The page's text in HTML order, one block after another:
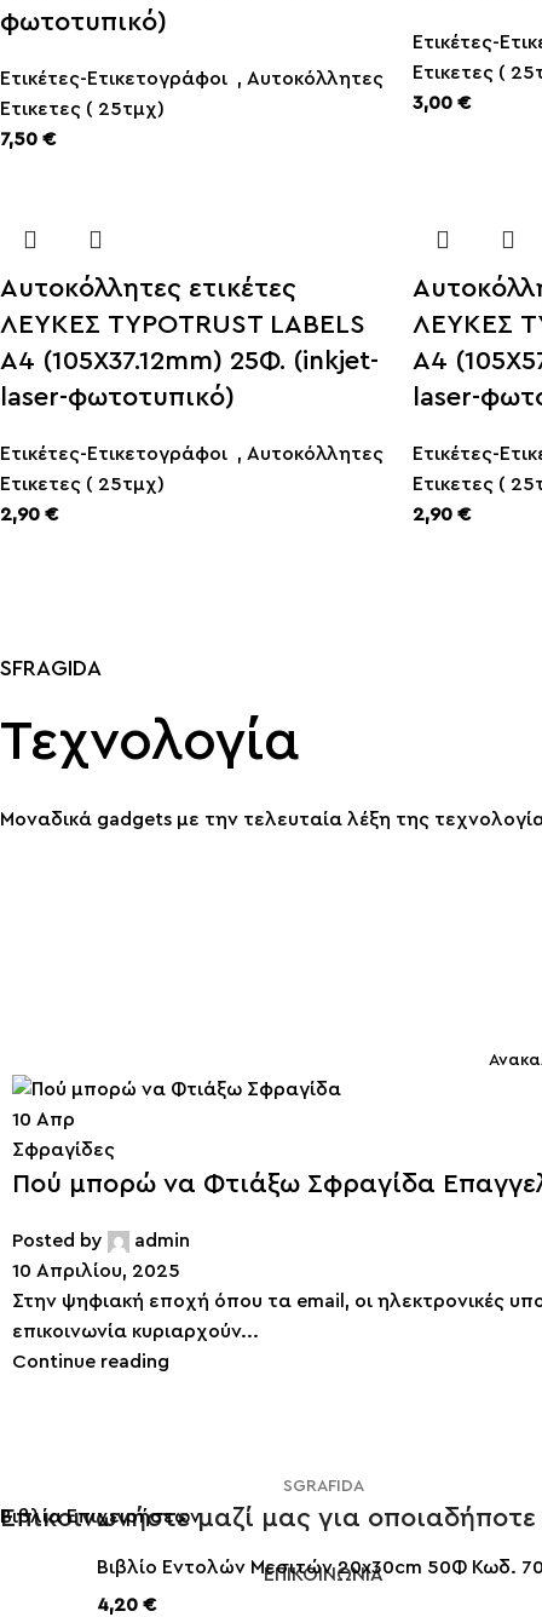
φωτοτυπικό)
Ετικέτες-Ετικετογράφοι , Αυτοκόλλητες
Ετικετες ( 25τμχ)
7,50 €
Ετικέτες-
Ετικετες (
3,00 €
Αυτοκόλλητες ετικέτες
ΛΕΥΚΕΣ TYPOTRUST LABELS
Α4 (105X37.12mm) 25Φ. (inkjet-
laser-φωτοτυπικό)
Ετικέτες-Ετικετογράφοι , Αυτοκόλλητες
Ετικετες ( 25τμχ)
2,90 €
ΛΕΥΚΕΣ
Α4
laser-
Ετικέτες-
Ετικετες (
2,90 €
ΠΑΓΟΥΡΙΑ
ΠΕΡΙΣΣΟΤΕΡΑ
SFRAGIDA
Τεχνολογία
Μοναδικά gadgets με την τελευταία λέξη της
10 Απρ
Σφραγίδες
Πού μπορώ να Φτιάξω Σφραγίδα
Posted by
admin
10 Απριλίου, 2025
Στην ψηφιακή εποχή όπου τα email, οι ηλεκτρονικές
επικοινωνία κυριαρχούν...
Continue reading
SGRAFIDA
Επικοινωνήστε μαζί μας για
ΕΠΙΚΟΙΝΩΝΙΑ
Βιβλία Επιχειρήσεων
Βιβλίο Εντολών Μεσιτών 20x30cm 50Φ Κωδ.
4,20 €